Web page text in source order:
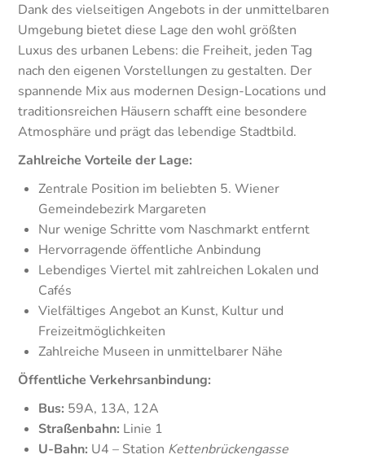
Dank des vielseitigen Angebots in der unmittelbaren
Umgebung bietet diese Lage den wohl größten
Luxus des urbanen Lebens: die Freiheit, jeden Tag
nach den eigenen Vorstellungen zu gestalten. Der
spannende Mix aus modernen Design-Locations und
traditionsreichen Häusern schafft eine besondere
Atmosphäre und prägt das lebendige Stadtbild.
Zahlreiche Vorteile der Lage:
Zentrale Position im beliebten 5. Wiener
Gemeindebezirk Margareten
Nur wenige Schritte vom Naschmarkt entfernt
Hervorragende öffentliche Anbindung
Lebendiges Viertel mit zahlreichen Lokalen und
Cafés
Vielfältiges Angebot an Kunst, Kultur und
Freizeitmöglichkeiten
Zahlreiche Museen in unmittelbarer Nähe
Öffentliche Verkehrsanbindung:
Bus: 59A, 13A, 12A
Straßenbahn: Linie 1
U-Bahn: U4 – Station Kettenbrückengasse